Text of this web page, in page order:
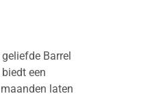
Barrel
een
laten